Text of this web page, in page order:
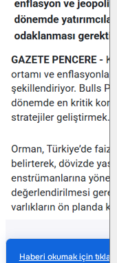
Haberi okumak için tıklayın